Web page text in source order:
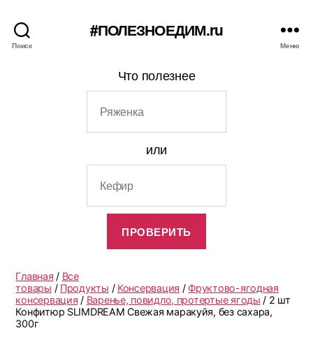
Поиск
#ПОЛЕЗНОЕДИМ.ru
Меню
Что полезнее
или
Главная / Все
товары / Продукты / Консервация / Фруктово-ягодная
консервация / Варенье, повидло, протертые ягоды / 2 шт
Конфитюр SLIMDREAM Свежая маракуйя, без сахара,
300г